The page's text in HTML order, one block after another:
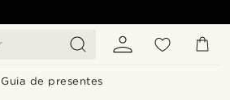
Guia de presentes